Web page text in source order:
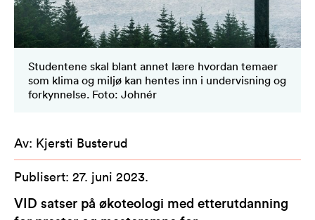
Studentene skal blant annet lære hvordan temaer
som klima og miljø kan hentes inn i undervisning og
forkynnelse. Foto: Johnér
Av: Kjersti Busterud
Publisert: 27. juni 2023.
VID satser på økoteologi med etterutdanning